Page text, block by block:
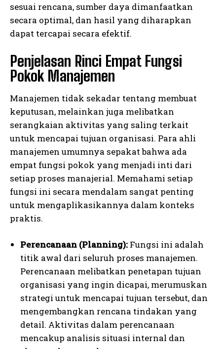
I've read and accept thePrivacy Policy.
sesuai rencana, sumber daya dimanfaatkan
secara optimal, dan hasil yang diharapkan
dapat tercapai secara efektif.
Penjelasan Rinci Empat Fungsi
Pokok Manajemen
Manajemen tidak sekadar tentang membuat
keputusan, melainkan juga melibatkan
serangkaian aktivitas yang saling terkait
untuk mencapai tujuan organisasi. Para ahli
manajemen umumnya sepakat bahwa ada
empat fungsi pokok yang menjadi inti dari
setiap proses manajerial. Memahami setiap
fungsi ini secara mendalam sangat penting
untuk mengaplikasikannya dalam konteks
praktis.
Perencanaan (Planning): Fungsi ini adalah
titik awal dari seluruh proses manajemen.
Perencanaan melibatkan penetapan tujuan
organisasi yang ingin dicapai, merumuskan
strategi untuk mencapai tujuan tersebut, dan
mengembangkan rencana tindakan yang
detail. Aktivitas dalam perencanaan
mencakup analisis situasi internal dan